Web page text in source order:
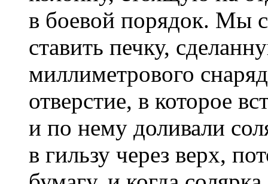
в боевой порядок. Мы
ставить печку,
миллиметрового
отверстие, в которое
и по нему доливали
в гильзу через верх,